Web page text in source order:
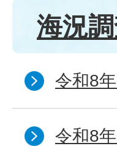
海況
令和8
令和8